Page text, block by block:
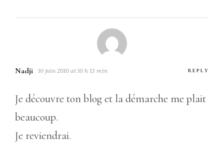
Nadji 10 juin 2010 at 10 h 13 min REPLY
Je découvre ton blog et la démarche me plait
beaucoup.
Je reviendrai.